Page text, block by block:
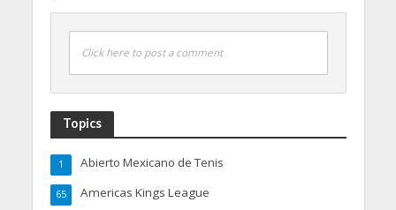
Click here to post a comment
Topics
Abierto Mexicano de Tenis
1
Americas Kings League
65